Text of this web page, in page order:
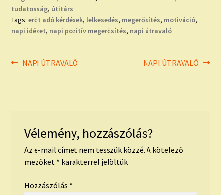
tudatosság, útitárs
Tags: erőt adó kérdések, lelkesedés, megerősítés, motiváció,
napi idézet, napi pozitív megerősítés, napi útravaló
Bejegyzés
Previous
NAPI ÚTRAVALÓ
Next
NAPI ÚTRAVALÓ
Vélemény, hozzászólás?
Az e-mail címet nem tesszük közzé. A kötelező
mezőket * karakterrel jelöltük
Hozzászólás *